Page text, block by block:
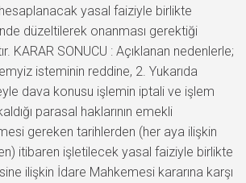
yasal faiziyle birlikte
düzeltilerek onanması gerektiği
KARAR SONUCU : Açıklanan nedenlerle;
isteminin reddine, 2. Yukarıda
dava konusu işlemin iptali ve işlem
parasal haklarının emekli
gereken tarihlerden (her aya ilişkin
itibaren işletilecek yasal faiziyle birlikte
ilişkin İdare Mahkemesi kararına karşı